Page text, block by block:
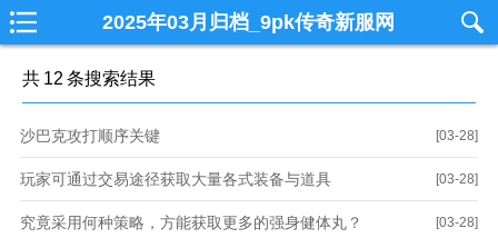
2025年03月归档_9pk传奇新服网
共 12 条搜索结果
[03-28]
沙巴克攻打顺序关键
[03-28]
玩家可通过交易途径获取大量各式装备与道具
[03-28]
究竟采用何种策略，方能获取更多的强身健体丸？